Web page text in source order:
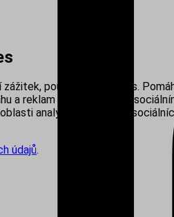
používáme cookies.
a reklam i propojením se
analytiky, reklamy a
údajů.